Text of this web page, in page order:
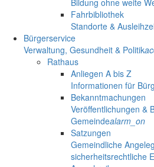
Bildung ohne weite
Fahrbibliothek
Standorte &
Bürgerservice
Verwaltung, Gesundheit & Politik
Rathaus
Anliegen A bis Z
Informationen für
Bekanntmachungen
Veröffentlichungen &
Gemeindealarm_on
Satzungen
Gemeindliche
sicherheitsrechtliche